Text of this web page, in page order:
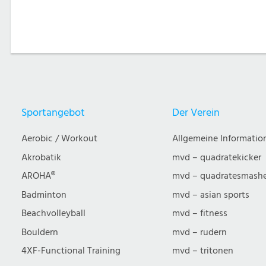
Sportangebot
Aerobic / Workout
Akrobatik
AROHA®
Badminton
Beachvolleyball
Bouldern
4XF-Functional Training
Der Verein
Allgemeine
mvd – quadratekicker
mvd –
mvd – asian sports
mvd – fitness
mvd – rudern
mvd – tritonen